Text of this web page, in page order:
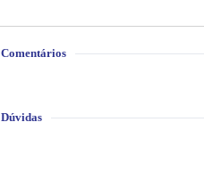
Comentários
Dúvidas